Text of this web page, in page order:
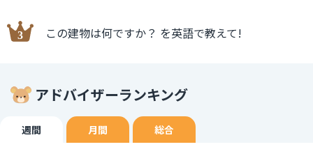
この建物は何ですか？ を英語で教えて!
アドバイザーランキング
週間 月間 総合